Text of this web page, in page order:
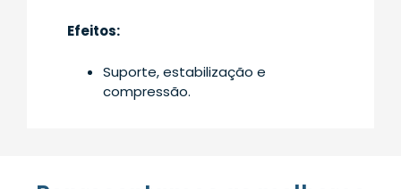
Efeitos:
Suporte, estabilização e
compressão.